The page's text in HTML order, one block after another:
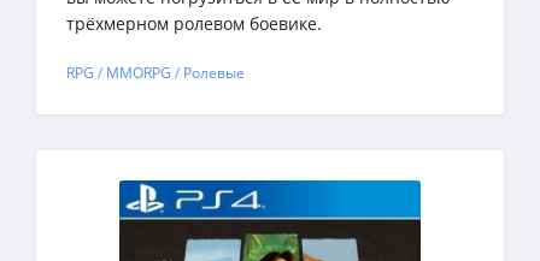
трёхмерном ролевом боевике.
RPG / MMORPG / Ролевые